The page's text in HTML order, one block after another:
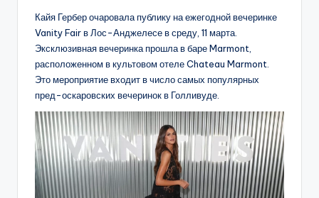
Кайя Гербер очаровала публику на ежегодной вечеринке
Vanity Fair в Лос-Анджелесе в среду, 11 марта.
Эксклюзивная вечеринка прошла в баре Marmont,
расположенном в культовом отеле Chateau Marmont.
Это мероприятие входит в число самых популярных
пред-оскаровских вечеринок в Голливуде.